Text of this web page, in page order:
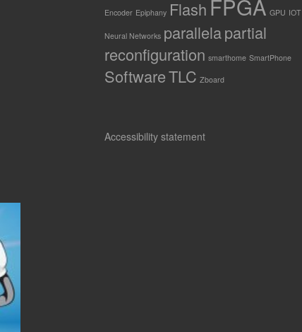
Encoder Epiphany Flash FPGA GPU IOT
Neural Networks parallelapartial
reconfiguration smarthome SmartPhone
SoftwareTLC Zboard
Accessibility statement